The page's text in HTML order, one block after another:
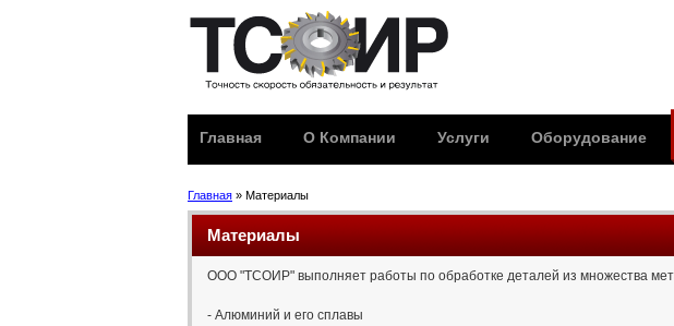
Главная О Компании Услуги Оборудование
Главная » Материалы
Материалы
ООО "ТСОИР" выполняет работы по обработке деталей из множества
- Алюминий и его сплавы